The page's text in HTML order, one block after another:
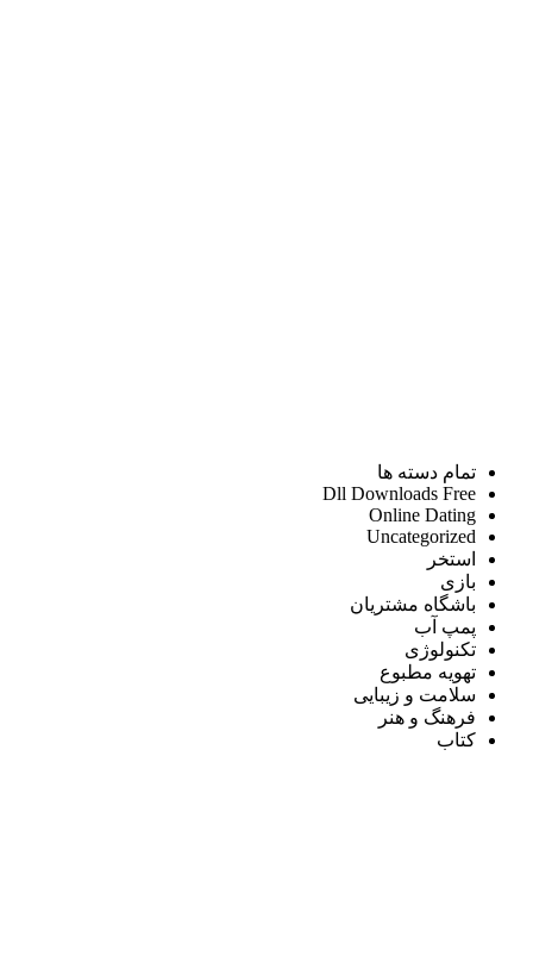
تمام دسته ها
Dll Downloads Free
Online Dating
Uncategorized
استخر
بازی
باشگاه مشتریان
پمپ آب
تکنولوژی
تهویه مطبوع
سلامت و زیبایی
فرهنگ و هنر
کتاب